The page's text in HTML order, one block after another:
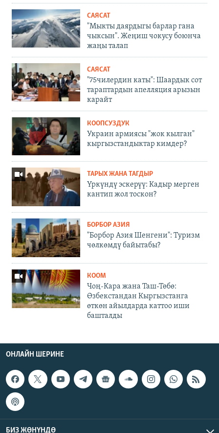
САЯСАТ
"Мыкты даярдыгы барлар гана
чыксын". Жеңиш чокусу боюнча
жаңы талап
САЯСАТ
"75чилердин каты": Шаардык сот
тараптардын апелляция арызын
карайт
КООПСУЗДУК
Украин армиясы "жок кылган"
кыргызстандыктар кимдер?
ТАРЫХ ЖАНА ТАГДЫР
Үркүндү эскерүү: Кадыр мерген
кантип жол тоскон?
БОРБОР АЗИЯ
"Борбор Азия Шенгени": Туризм
чөлкөмдү байытабы?
КООМ
Чоң-Кара жана Таш-Төбө:
Өзбекстандан Кыргызстанга
өткөн айылдарда каттоо иши
башталды
ОНЛАЙН ШЕРИНЕ
БИЗ ЖӨНҮНДӨ